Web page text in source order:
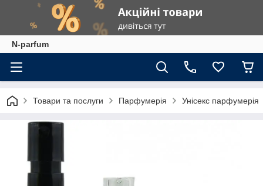
N-parfum
Товари та послуги Парфумерія Унісекс парфумерія